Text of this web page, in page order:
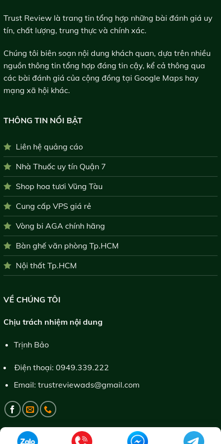
Trust Review là trang tin tổng hợp những bài đánh giá uy
tín, chất lượng, trung thực và chính xác.
Chúng tôi biên soạn nội dung khách quan, dựa trên nhiều
nguồn thông tin tổng hợp đáng tin cậy, kể cả thông qua
các bài đánh giá của cộng đồng tại Google Maps hay
mạng xã hội khác.
THÔNG TIN NỔI BẬT
Liên hệ quảng cáo
Nhà Thuốc uy tín Quận 7
Shop hoa tươi Vũng Tàu
Cung cấp VPS giá rẻ
Vòng bi AGA chính hãng
Bàn ghế văn phòng Tp.HCM
Nội thất Tp.HCM
VỀ CHÚNG TÔI
Chịu trách nhiệm nội dung
Trịnh Bảo
Điện thoại: 0949.339.222
Email: trustreviewads@gmail.com